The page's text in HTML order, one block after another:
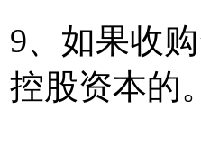
9、如果收
控股资本的。